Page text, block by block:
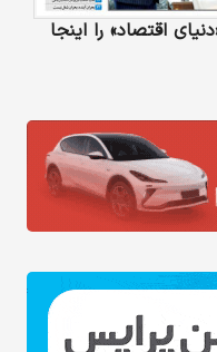
اقتصاد» را اینجا